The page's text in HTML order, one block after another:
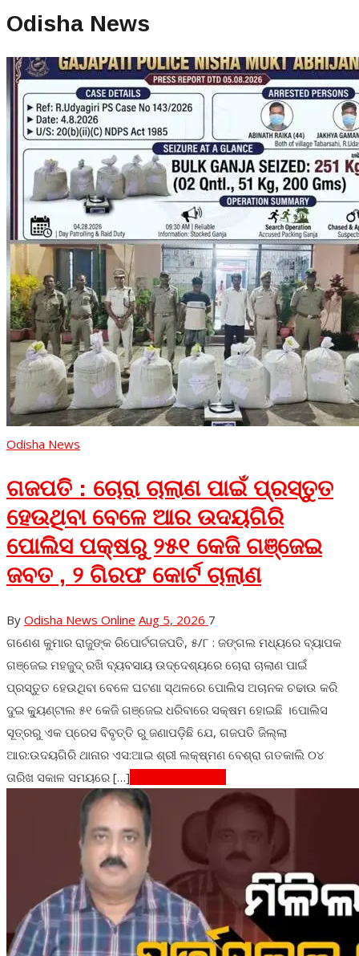
Odisha News
Odisha News
ଗଜପତି : ଚୋରା ଚାଲାଣ ପାଇଁ ପ୍ରସ୍ତୁତ
ହେଉଥିବା ବେଳେ ଆର ଉଦୟଗିରି
ପୋଲିସ ପକ୍ଷରୁ ୨୫୧ କେଜି ଗଞ୍ଜେଇ
ଜବତ , ୨ ଗିରଫ କୋର୍ଟ ଚାଲାଣ
By Odisha News Online Aug 5, 2026 7
ଗଣେଶ କୁମାର ରାଜୁଙ୍କ ରିପୋର୍ଟଗଜପତି, ୫/୮ : ଜଙ୍ଗଲ ମଧ୍ୟରେ ବ୍ୟାପକ
ଗଞ୍ଜେଇ ମହଜୁଦ୍ ରଖି ବ୍ୟବସାୟ ଉଦ୍ଦେଶ୍ୟରେ ଚୋରା ଚାଲାଣ ପାଇଁ
ପ୍ରସ୍ତୁତ ହେଉଥିବା ବେଳେ ଘଟଣା ସ୍ଥଳରେ ପୋଲିସ ଅଚାନକ ଚଢାଉ କରି
ଦୁଇ କ୍ୟୁଣ୍ଟାଲ ୫୧ କେଜି ଗଞ୍ଜେଇ ଧରିବାରେ ସକ୍ଷମ ହୋଇଛି ।ପୋଲିସ
ସୂତ୍ରରୁ ଏକ ପ୍ରେସ ବିବୃତ୍ତି ରୁ ଜଣାପଡ଼ିଛି ଯେ, ଗଜପତି ଜିଲ୍ଲା
ଆର:ଉଦୟଗିରି ଥାନାର ଏସ:ଆଇ ଶ୍ରୀ ଲକ୍ଷ୍ମଣ ବେଶ୍ରା ଗତକାଲି ୦୪
ତାରିଖ ସକାଳ ସମୟରେ […]